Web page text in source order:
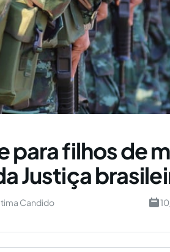
para filhos de
Justiça
Candido